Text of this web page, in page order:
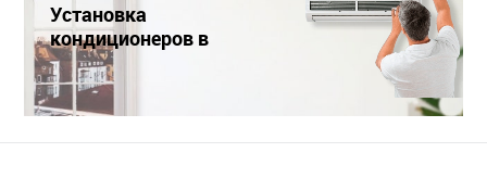
Установка
кондиционеров в
Краснодаре